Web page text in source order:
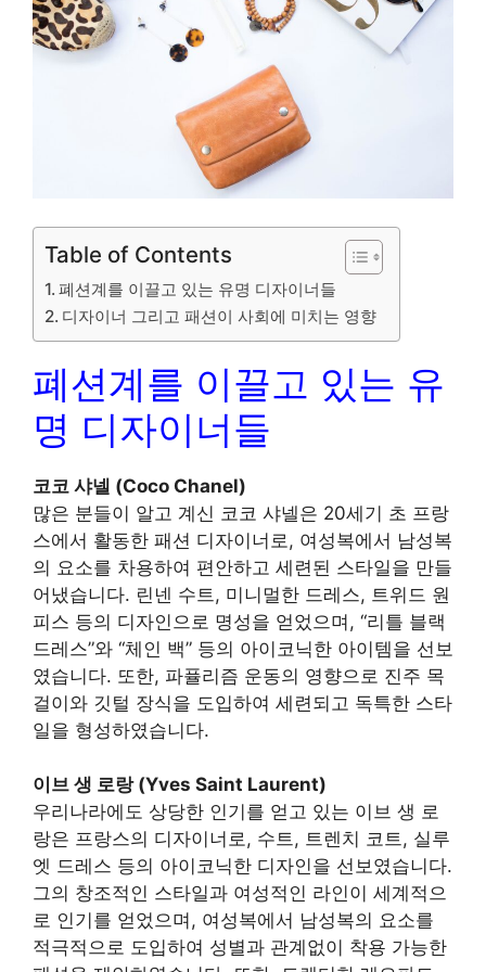
Table of Contents
폐션계를 이끌고 있는 유명 디자이너들
디자이너 그리고 패션이 사회에 미치는 영향
폐션계를 이끌고 있는 유
명 디자이너들
코코 샤넬 (Coco Chanel)
많은 분들이 알고 계신 코코 샤넬은 20세기 초 프랑
스에서 활동한 패션 디자이너로, 여성복에서 남성복
의 요소를 차용하여 편안하고 세련된 스타일을 만들
어냈습니다. 린넨 수트, 미니멀한 드레스, 트위드 원
피스 등의 디자인으로 명성을 얻었으며, “리틀 블랙
드레스”와 “체인 백” 등의 아이코닉한 아이템을 선보
였습니다. 또한, 파퓰리즘 운동의 영향으로 진주 목
걸이와 깃털 장식을 도입하여 세련되고 독특한 스타
일을 형성하였습니다.
이브 생 로랑 (Yves Saint Laurent)
우리나라에도 상당한 인기를 얻고 있는 이브 생 로
랑은 프랑스의 디자이너로, 수트, 트렌치 코트, 실루
엣 드레스 등의 아이코닉한 디자인을 선보였습니다.
그의 창조적인 스타일과 여성적인 라인이 세계적으
로 인기를 얻었으며, 여성복에서 남성복의 요소를
적극적으로 도입하여 성별과 관계없이 착용 가능한